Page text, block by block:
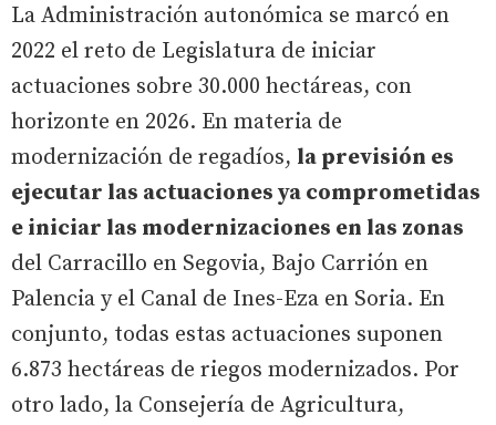
La Administración autonómica se marcó en
2022 el reto de Legislatura de iniciar
actuaciones sobre 30.000 hectáreas, con
horizonte en 2026. En materia de
modernización de regadíos, la previsión es
ejecutar las actuaciones ya comprometidas
e iniciar las modernizaciones en las zonas
del Carracillo en Segovia, Bajo Carrión en
Palencia y el Canal de Ines-Eza en Soria. En
conjunto, todas estas actuaciones suponen
6.873 hectáreas de riegos modernizados. Por
otro lado, la Consejería de Agricultura,